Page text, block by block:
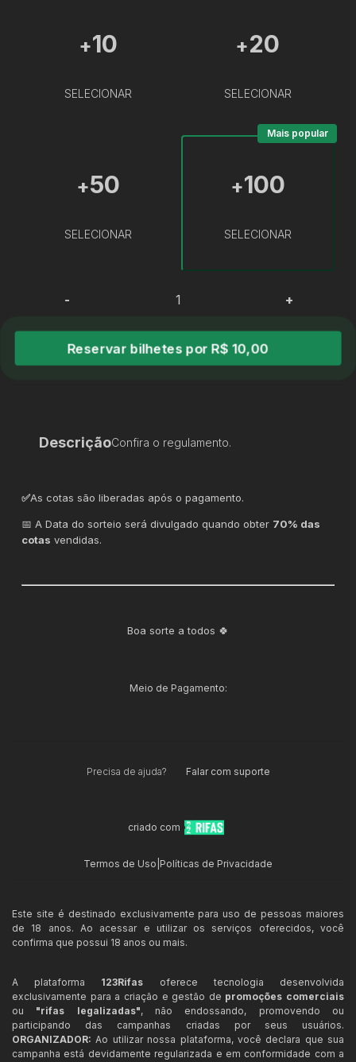
+10
SELECIONAR
+20
SELECIONAR
+50
SELECIONAR
+100
SELECIONAR
Mais popular
- +
Reservar bilhetes por R$ 10,00
DescriçãoConfira o regulamento.
✅As cotas são liberadas após o pagamento.
📅 A Data do sorteio será divulgado quando obter 70% das
cotas vendidas.
Boa sorte a todos 🍀
Meio de Pagamento:
Precisa de ajuda? Falar com suporte
criado com
Termos de Uso Políticas de Privacidade
Este site é destinado exclusivamente para uso de pessoas maiores
de 18 anos. Ao acessar e utilizar os serviços oferecidos, você
confirma que possui 18 anos ou mais.
A plataforma 123Rifas oferece tecnologia desenvolvida
exclusivamente para a criação e gestão de promoções comerciais
ou "rifas legalizadas", não endossando, promovendo ou
participando das campanhas criadas por seus usuários.
ORGANIZADOR: Ao utilizar nossa plataforma, você declara que sua
campanha está devidamente regularizada e em conformidade com a